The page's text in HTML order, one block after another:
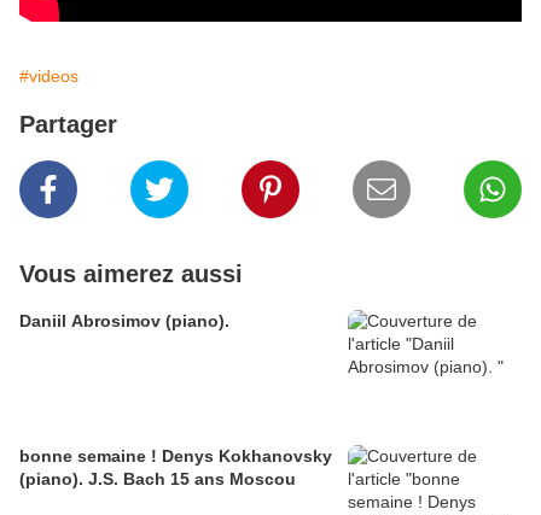
#videos
Partager
Vous aimerez aussi
Daniil Abrosimov (piano).
bonne semaine ! Denys Kokhanovsky
(piano). J.S. Bach 15 ans Moscou